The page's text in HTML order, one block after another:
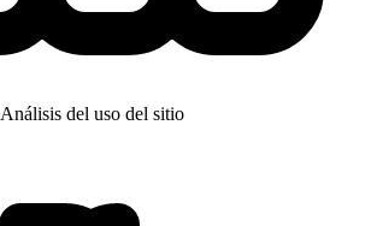
Análisis del uso del sitio